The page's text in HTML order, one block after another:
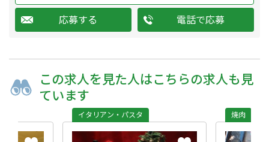
応募する 電話で応募
この求人を 見た人はこちらの求人も 見
ています
イタリアン・パスタ 焼肉